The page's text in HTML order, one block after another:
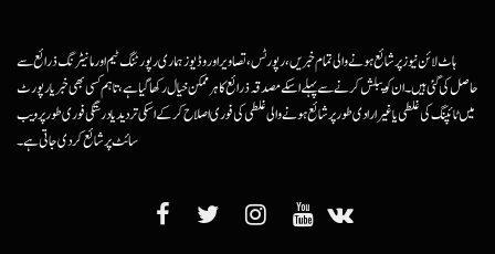
ہاٹ لائن نیوز پر شائع ہونے والی تمام خبریں، رپورٹس، تصاویر اور وڈیوز ہماری رپورٹنگ ٹیم اور مانیٹرنگ ذرائع سے
حاصل کی گئی ہیں۔ ان کو پبلش کرنے سے پہلے اسکے مصدقہ ذرائع کا ہرممکن خیال رکھا گیا ہے، تاہم کسی بھی خبر یا رپورٹ
میں ٹائپنگ کی غلطی یا غیرارادی طور پر شائع ہونے والی غلطی کی فوری اصلاح کرکے اسکی تردید یا درستگی فوری طور پر ویب
سائٹ پر شائع کردی جاتی ہے۔